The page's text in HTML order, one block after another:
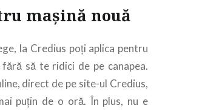
mașină nouă
la Credius poți aplica pentru
să te ridici de pe canapea.
direct de pe site-ul Credius,
puțin de o oră. În plus, nu e